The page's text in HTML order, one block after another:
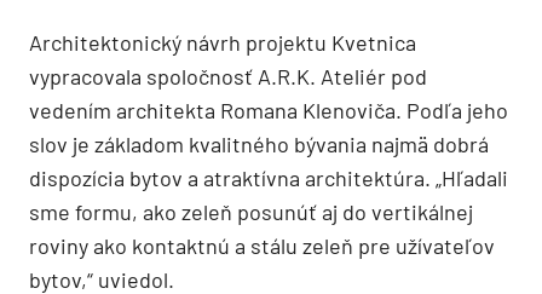
Architektonický návrh projektu Kvetnica
vypracovala spoločnosť A.R.K. Ateliér pod
vedením architekta Romana Klenoviča. Podľa jeho
slov je základom kvalitného bývania najmä dobrá
dispozícia bytov a atraktívna architektúra. „Hľadali
sme formu, ako zeleň posunúť aj do vertikálnej
roviny ako kontaktnú a stálu zeleň pre užívateľov
bytov,“ uviedol.